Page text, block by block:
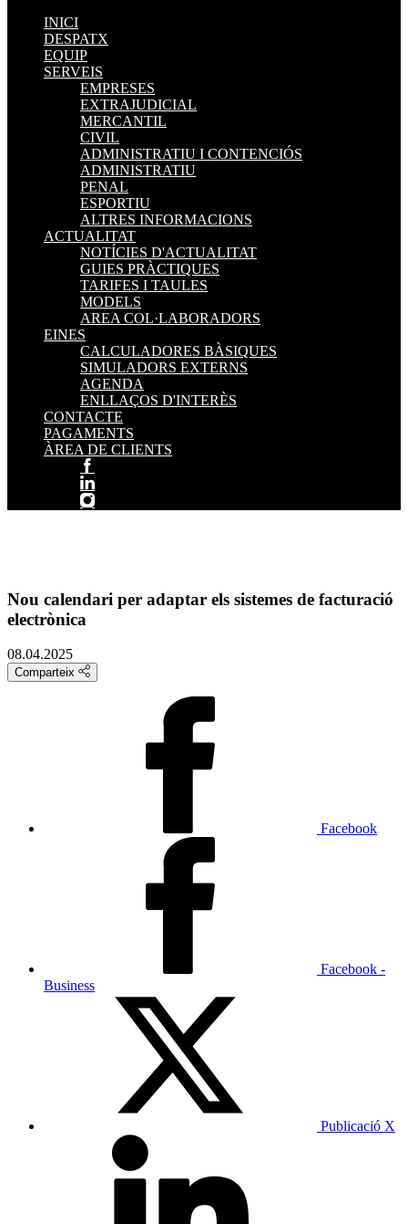
INICI
DESPATX
EQUIP
SERVEIS
EMPRESES
EXTRAJUDICIAL
MERCANTIL
CIVIL
ADMINISTRATIU I CONTENCIÓS
ADMINISTRATIU
PENAL
ESPORTIU
ALTRES INFORMACIONS
ACTUALITAT
NOTÍCIES D'ACTUALITAT
GUIES PRÀCTIQUES
TARIFES I TAULES
MODELS
AREA COL·LABORADORS
EINES
CALCULADORES BÀSIQUES
SIMULADORS EXTERNS
AGENDA
ENLLAÇOS D'INTERÈS
CONTACTE
PAGAMENTS
ÀREA DE CLIENTS
Nou calendari per adaptar els sistemes de facturació
electrònica
08.04.2025
Comparteix
Facebook
Facebook -
Business
Publicació X